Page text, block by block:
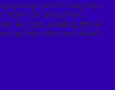
quảng cáo thương hiệu
thậm chí hàng triệu
kế logo, catalog, Hồ sơ
hiệu cho mọi doanh